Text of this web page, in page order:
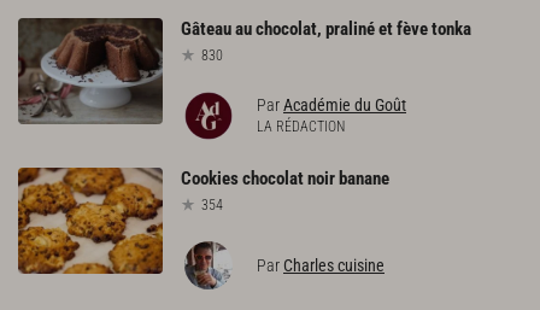
Gâteauauchocolat, pralinéetfèvetonka
830
ParAcadémie du Goût
LA RÉDACTION
Cookieschocolatnoir banane
354
Par Charles cuisine